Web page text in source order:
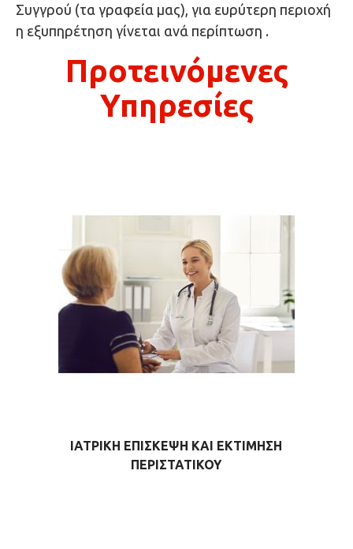
Συγγρού (τα γραφεία μας), για ευρύτερη περιοχή
η εξυπηρέτηση γίνεται ανά περίπτωση .
Προτεινόμενες
Υπηρεσίες
ΙΑΤΡΙΚΉ ΕΠΊΣΚΕΨΗ ΚΑΙ ΕΚΤΊΜΗΣΗ
ΠΕΡΙΣΤΑΤΙΚΟΎ